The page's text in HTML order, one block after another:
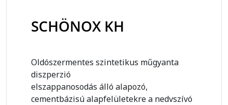
SCHÖNOX KH
Oldószermentes szintetikus műgyanta
diszperzió
elszappanosodás álló alapozó,
cementbázisú alapfelületekre a nedvszívó